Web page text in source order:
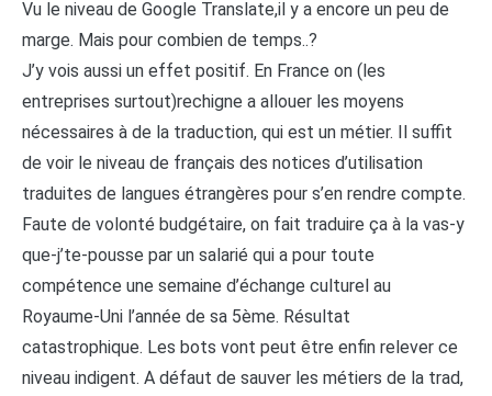
Vu le niveau de Google Translate,il y a encore un peu de
marge. Mais pour combien de temps..?
J’y vois aussi un effet positif. En France on (les
entreprises surtout)rechigne a allouer les moyens
nécessaires à de la traduction, qui est un métier. Il suffit
de voir le niveau de français des notices d’utilisation
traduites de langues étrangères pour s’en rendre compte.
Faute de volonté budgétaire, on fait traduire ça à la vas-y
que-j’te-pousse par un salarié qui a pour toute
compétence une semaine d’échange culturel au
Royaume-Uni l’année de sa 5ème. Résultat
catastrophique. Les bots vont peut être enfin relever ce
niveau indigent. A défaut de sauver les métiers de la trad,